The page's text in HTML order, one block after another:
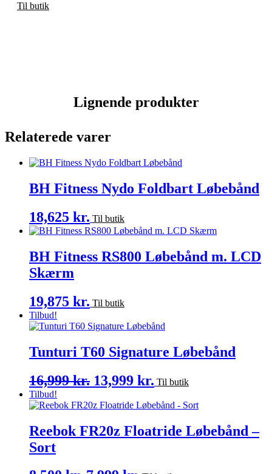
Til butik
Lignende produkter
Relaterede varer
BH Fitness Nydo Foldbart Løbebånd
18,625 kr. Til butik
BH Fitness RS800 Løbebånd m. LCD
Skærm
19,875 kr. Til butik
Tilbud!
Tunturi T60 Signature Løbebånd
16,999kr. Den
pris
var:
13,999 kr.Den
pris
er:
Til butik
Tilbud!
Reebok FR20z Floatride Løbebånd –
Sort